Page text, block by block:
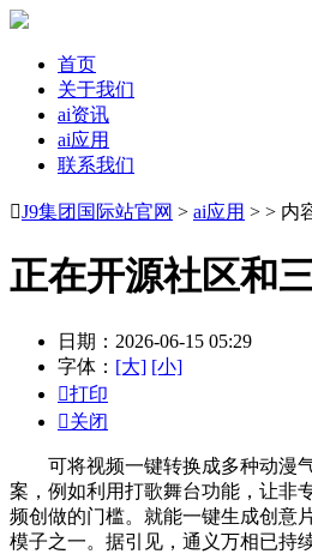
首页
关于我们
ai资讯
ai应用
联系我们
J9集团国际站官网 > ai应用 > > 内
正在开源社区和
日期：2026-06-15 05:29
字体： [大] [小]
打印
关闭
可将视频一键转换成多种动漫气
案，例如利用打歌舞台功能，让非
频创做的门槛。就能一键生成创意
模子之一。据引见，通义万相已持